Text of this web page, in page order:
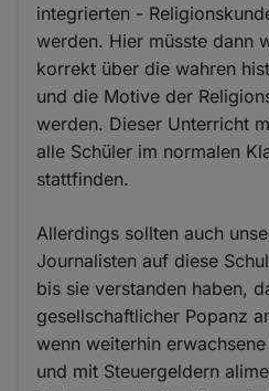
integrierten -
werden. Hier müsste dann
korrekt über die wahren
und die Motive der
werden. Dieser Unterricht
alle Schüler im normalen
stattfinden.
Allerdings sollten auch
Journalisten auf diese
bis sie verstanden haben,
gesellschaftlicher Popanz
wenn weiterhin
und mit Steuergeldern